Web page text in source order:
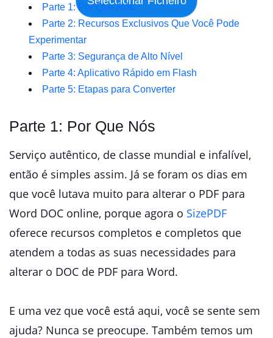
Parte 1: Por Que Nós
Parte 2: Recursos Exclusivos Que Você Pode
Experimentar
Parte 3: Segurança de Alto Nível
Parte 4: Aplicativo Rápido em Flash
Parte 5: Etapas para Converter
Parte 1: Por Que Nós
Serviço autêntico, de classe mundial e infalível,
então é simples assim. Já se foram os dias em
que você lutava muito para alterar o PDF para
Word DOC online, porque agora o SizePDF
oferece recursos completos e completos que
atendem a todas as suas necessidades para
alterar o DOC de PDF para Word.
E uma vez que você está aqui, você se sente sem
ajuda? Nunca se preocupe. Também temos um